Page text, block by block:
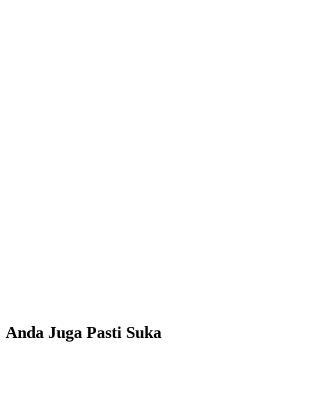
Anda Juga Pasti Suka